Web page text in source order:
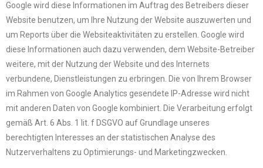
Google wird diese Informationen im Auftrag des Betreibers dieser
Website benutzen, um Ihre Nutzung der Website auszuwerten und
um Reports über die Websiteaktivitäten zu erstellen. Google wird
diese Informationen auch dazu verwenden, dem Website-Betreiber
weitere, mit der Nutzung der Website und des Internets
verbundene, Dienstleistungen zu erbringen. Die von Ihrem Browser
im Rahmen von Google Analytics gesendete IP-Adresse wird nicht
mit anderen Daten von Google kombiniert. Die Verarbeitung erfolgt
gemäß Art. 6 Abs. 1 lit. f DSGVO auf Grundlage unseres
berechtigten Interesses an der statistischen Analyse des
Nutzerverhaltens zu Optimierungs- und Marketingzwecken.